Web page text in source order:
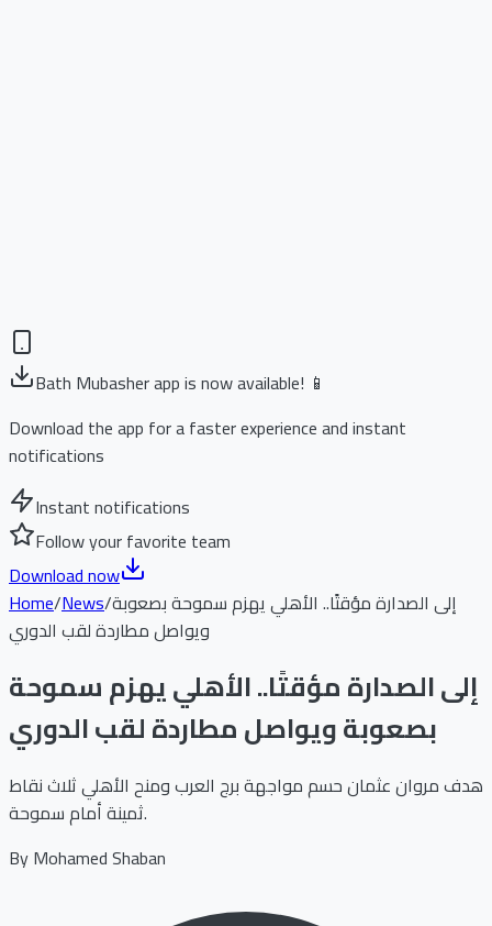
Bath Mubasher app is now available! 📱
Download the app for a faster experience and instant
notifications
Instant notifications
Follow your favorite team
Download now
Home/News/إلى الصدارة مؤقتًا.. الأهلي يهزم سموحة بصعوبة
ويواصل مطاردة لقب الدوري
إلى الصدارة مؤقتًا.. الأهلي يهزم سموحة
بصعوبة ويواصل مطاردة لقب الدوري
هدف مروان عثمان حسم مواجهة برج العرب ومنح الأهلي ثلاث نقاط
ثمينة أمام سموحة.
ByMohamed Shaban